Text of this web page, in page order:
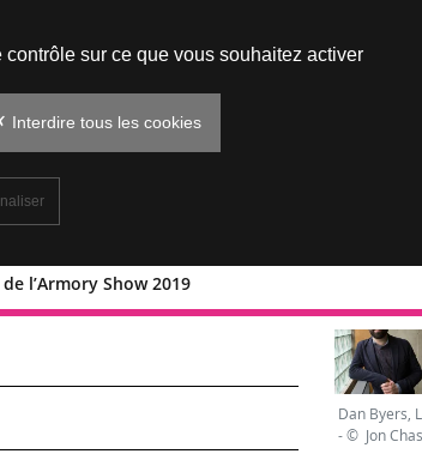
l’Armory Show 2019
Byers curateurs
Dan Byers,
- © Jon
sur ce que vous souhaitez activer
Interdire tous les cookies